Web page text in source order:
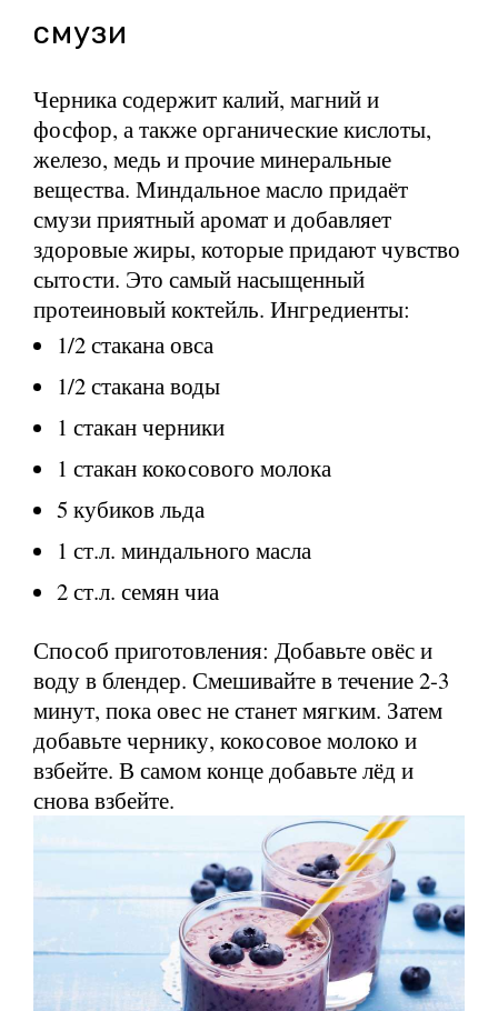
смузи
Черника содержит калий, магний и
фосфор, а также органические кислоты,
железо, медь и прочие минеральные
вещества. Миндальное масло придаёт
смузи приятный аромат и добавляет
здоровые жиры, которые придают чувство
сытости. Это самый насыщенный
протеиновый коктейль. Ингредиенты:
1/2 стакана овса
1/2 стакана воды
1 стакан черники
1 стакан кокосового молока
5 кубиков льда
1 ст.л. миндального масла
2 ст.л. семян чиа
Способ приготовления: Добавьте овёс и
воду в блендер. Смешивайте в течение 2-3
минут, пока овес не станет мягким. Затем
добавьте чернику, кокосовое молоко и
взбейте. В самом конце добавьте лёд и
снова взбейте.